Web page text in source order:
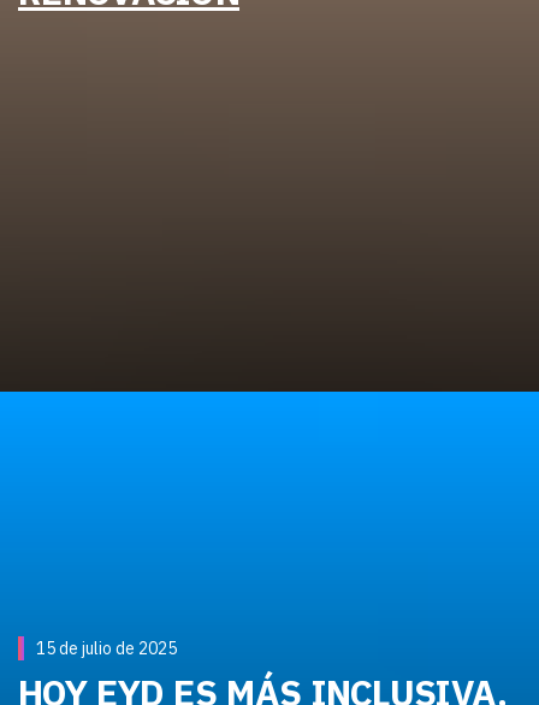
15 de julio de 2025
HOY EYD ES MÁS INCLUSIVA,